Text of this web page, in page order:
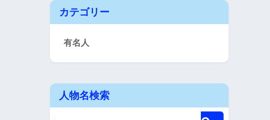
カテゴリー
有名人
人物名検索